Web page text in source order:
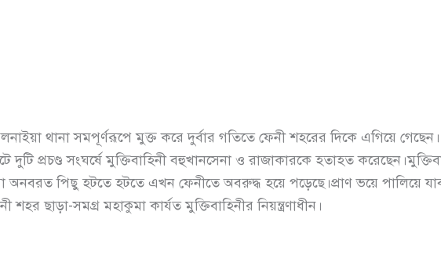
থানা সমপূর্ণরূপে মুক্ত করে দুর্বার গতিতে ফেনী শহরের দিকে এগিয়ে গেছেন।
দুটি প্রচণ্ড সংঘর্ষে মুক্তিবাহিনী বহুখানসেনা ও রাজাকারকে হতাহত
অনবরত পিছু হটতে হটতে এখন ফেনীতে অবরুদ্ধ হয়ে পড়েছে।প্রাণ ভয়ে পালিয়ে
ছাড়া-সমগ্র মহাকুমা কার্যত মুক্তিবাহিনীর নিয়ন্ত্রণাধীন।